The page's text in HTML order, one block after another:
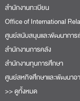
สำนักงานทะเบียน
Office of International
ศูนย์สนับสนุนและพัฒนาการ
สำนักงานการคลัง
สำนักงานทุนการศึกษา
ศูนย์สหกิจศึกษาและพัฒนาอ
>> ดูทั้งหมด